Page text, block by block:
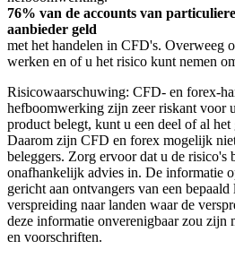
76% van de accounts van
aanbieder geld
met het handelen in CFD's. Overweeg
werken en of u het risico kunt nemen
Risicowaarschuwing: CFD- en forex-
hefboomwerking zijn zeer riskant voor
product belegt, kunt u een deel of al
Daarom zijn CFD en forex mogelijk
beleggers. Zorg ervoor dat u de
onafhankelijk advies in. De informatie
gericht aan ontvangers van een
verspreiding naar landen waar de
deze informatie onverenigbaar zou zijn
en voorschriften.